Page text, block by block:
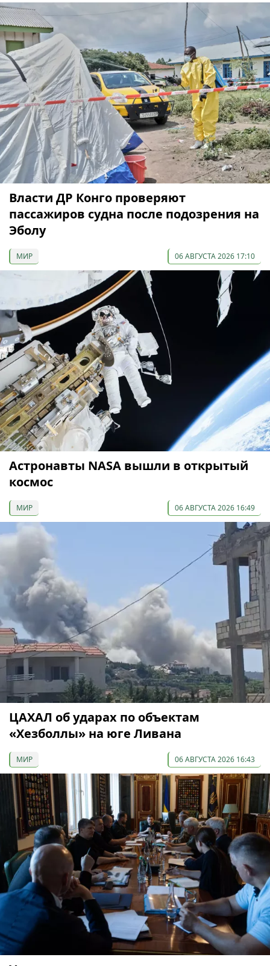
Власти ДР Конго проверяют
пассажиров судна после подозрения на
Эболу
МИР 06 АВГУСТА 2026 17:10
Астронавты NASA вышли в открытый
космос
МИР 06 АВГУСТА 2026 16:49
ЦАХАЛ об ударах по объектам
«Хезболлы» на юге Ливана
МИР 06 АВГУСТА 2026 16:43